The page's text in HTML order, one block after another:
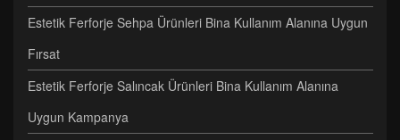
Estetik Ferforje Sehpa Ürünleri Bina Kullanım Alanına Uygun
Fırsat
Estetik Ferforje Salıncak Ürünleri Bina Kullanım Alanına
Uygun Kampanya